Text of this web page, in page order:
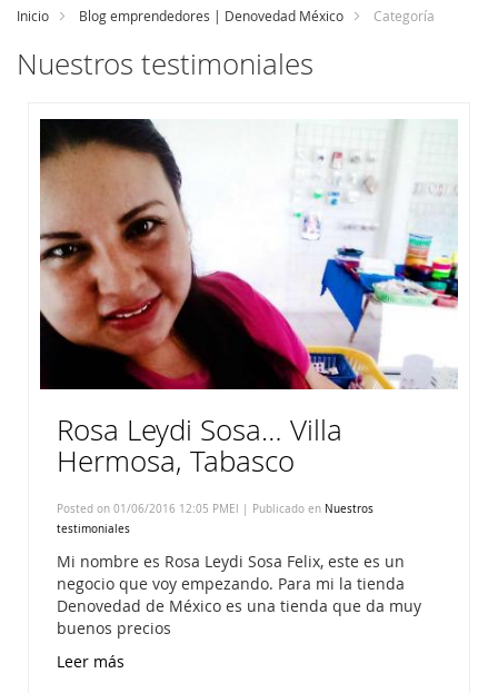
Inicio Blog emprendedores | Denovedad México Categoría
Nuestros testimoniales
Rosa Leydi Sosa… Villa
Hermosa, Tabasco
Posted on 01/06/2016 12:05 PMEl | Publicado en Nuestros
testimoniales
Mi nombre es Rosa Leydi Sosa Felix, este es un
negocio que voy empezando. Para mi la tienda
Denovedad de México es una tienda que da muy
buenos precios
Leer más